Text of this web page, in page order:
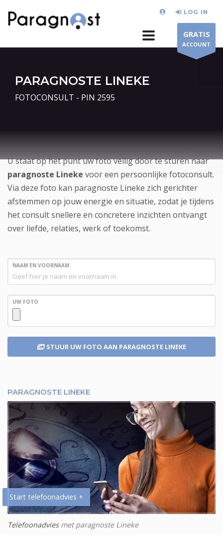
LOG IN
GRATIS
ACCOUNT
PARAGNOSTE LINEKE
FOTOCONSULT - PIN 2595
U staat op het punt uw foto veilig door te sturen naar
paragnoste Lineke voor een persoonlijke fotoconsult.
Via deze foto kan paragnoste Lineke zich gerichter
afstemmen op jouw energie en situatie, zodat je tijdens
het consult snellere en concretere inzichten ontvangt
over liefde, relaties, werk of toekomst.
NAAM EN VOORNAAM
UW FOTO
STUUR UW FOTO AAN PARAGNOSTE LINEKE
PARAGNOSTE LINEKE
Start telefoonadvies +
Telefoonadviesmet paragnoste Lineke